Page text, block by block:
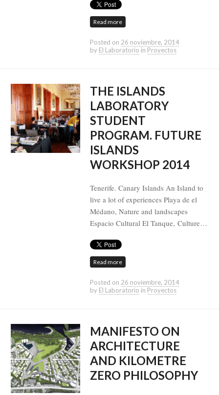
Read more
Posted on 26 noviembre, 2014
by El Laboratorio in Proyectos
THE ISLANDS
LABORATORY
STUDENT
PROGRAM. FUTURE
ISLANDS
WORKSHOP 2014
Tenerife. Canary Islands An Island to
live a lot of experiences Playa de el
Médano, Nature and landscapes
Espacio Cultural El Tanque, Culture…
Read more
Posted on 26 noviembre, 2014
by El Laboratorio in Proyectos
MANIFESTO ON
ARCHITECTURE
AND KILOMETRE
ZERO PHILOSOPHY